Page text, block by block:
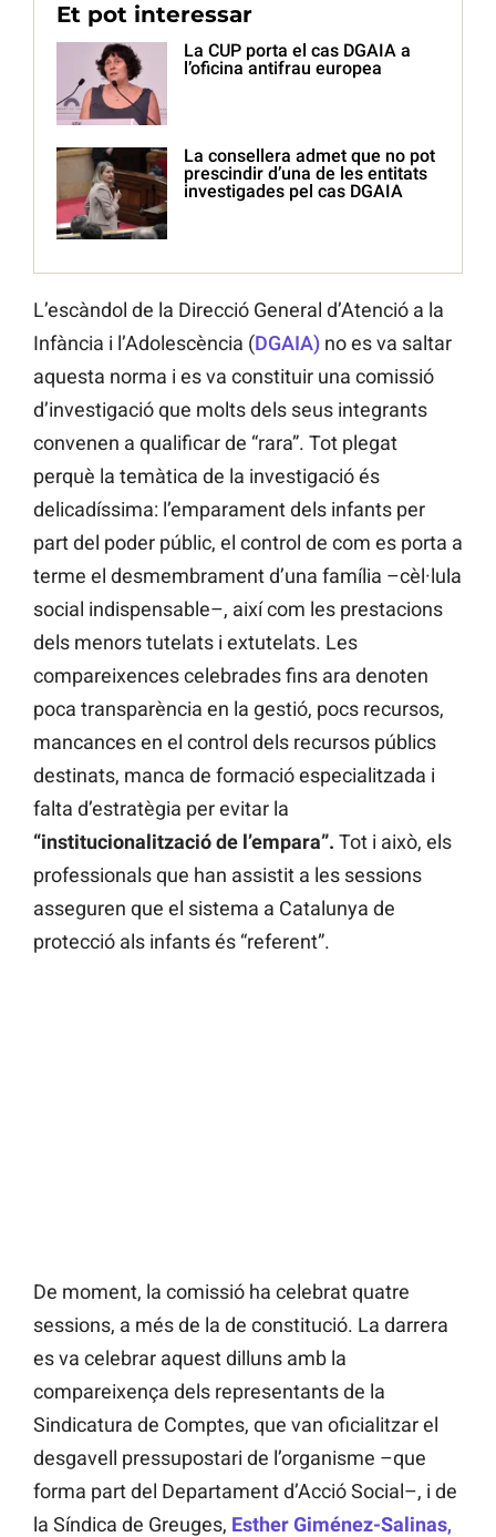
Et pot interessar
La CUP porta el cas DGAIA a
l’oficina antifrau europea
La consellera admet que no pot
prescindir d’una de les entitats
investigades pel cas DGAIA
L’escàndol de la Direcció General d’Atenció a la
Infància i l’Adolescència (DGAIA) no es va saltar
aquesta norma i es va constituir una comissió
d’investigació que molts dels seus integrants
convenen a qualificar de “rara”. Tot plegat
perquè la temàtica de la investigació és
delicadíssima: l’emparament dels infants per
part del poder públic, el control de com es porta a
terme el desmembrament d’una família –cèl·lula
social indispensable–, així com les prestacions
dels menors tutelats i extutelats. Les
compareixences celebrades fins ara denoten
poca transparència en la gestió, pocs recursos,
mancances en el control dels recursos públics
destinats, manca de formació especialitzada i
falta d’estratègia per evitar la
“institucionalització de l’empara”. Tot i això, els
professionals que han assistit a les sessions
asseguren que el sistema a Catalunya de
protecció als infants és “referent”.
De moment, la comissió ha celebrat quatre
sessions, a més de la de constitució. La darrera
es va celebrar aquest dilluns amb la
compareixença dels representants de la
Sindicatura de Comptes, que van oficialitzar el
desgavell pressupostari de l’organisme –que
forma part del Departament d’Acció Social–, i de
la Síndica de Greuges, Esther Giménez-Salinas,